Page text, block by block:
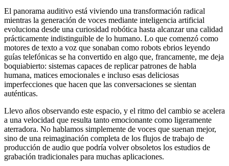
El panorama auditivo está viviendo una transformación radical
mientras la generación de voces mediante inteligencia artificial
evoluciona desde una curiosidad robótica hasta alcanzar una calidad
prácticamente indistinguible de lo humano. Lo que comenzó como
motores de texto a voz que sonaban como robots ebrios leyendo
guías telefónicas se ha convertido en algo que, francamente, me deja
boquiabierto: sistemas capaces de replicar patrones de habla
humana, matices emocionales e incluso esas deliciosas
imperfecciones que hacen que las conversaciones se sientan
auténticas.
Llevo años observando este espacio, y el ritmo del cambio se acelera
a una velocidad que resulta tanto emocionante como ligeramente
aterradora. No hablamos simplemente de voces que suenan mejor,
sino de una reimaginación completa de los flujos de trabajo de
producción de audio que podría volver obsoletos los estudios de
grabación tradicionales para muchas aplicaciones.